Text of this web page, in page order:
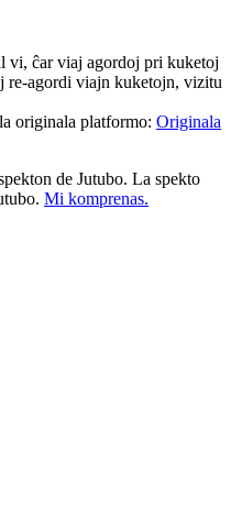
vi, ĉar viaj agordoj pri kuketoj
re-agordi viajn kuketojn, vizitu
originala platformo: Originala
de Jutubo. La spekto
Mi komprenas.